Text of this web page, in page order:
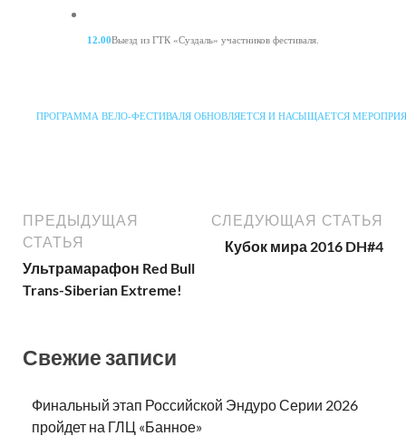
12.00Выезд из ГТК «Суздаль» участников фестиваля.
ПРОГРАММА ВЕЛО-ФЕСТИВАЛЯ ОБНОВЛЯЕТСЯ И НАСЫЩАЕТСЯ
ПРЕДЫДУЩАЯ
СТАТЬЯ
Ультрамарафон Red Bull
Trans-Siberian Extreme!
СЛЕДУЮЩАЯ СТАТЬЯ
Кубок мира 2016 DH#4
Свежие записи
Финальный этап Российской Эндуро Серии 2026
пройдет на ГЛЦ «Банное»